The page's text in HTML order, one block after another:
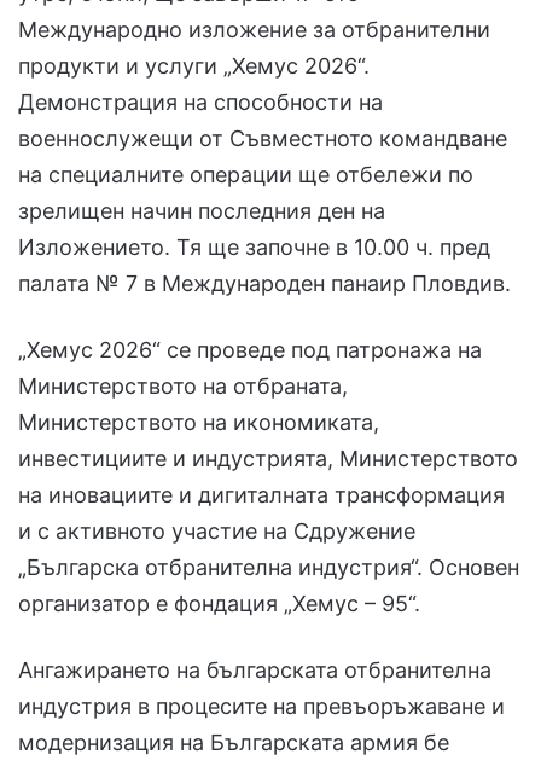
Международно изложение за отбранителни
продукти и услуги „Хемус 2026“.
Демонстрация на способности на
военнослужещи от Съвместното командване
на специалните операции ще отбележи по
зрелищен начин последния ден на
Изложението. Тя ще започне в 10.00 ч. пред
палата № 7 в Международен панаир Пловдив.
„Хемус 2026“ се проведе под патронажа на
Министерството на отбраната,
Министерството на икономиката,
инвестициите и индустрията, Министерството
на иновациите и дигиталната трансформация
и с активното участие на Сдружение
„Българска отбранителна индустрия“. Основен
организатор е фондация „Хемус – 95“.
Ангажирането на българската отбранителна
индустрия в процесите на превъоръжаване и
модернизация на Българската армия бе